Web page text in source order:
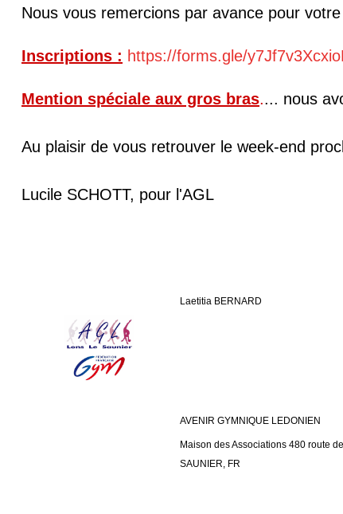
Nous vous remercions par avance pour
Inscriptions : https://forms.gle/
Mention spéciale aux gros bras.... nous
Au plaisir de vous retrouver le week-end
Lucile SCHOTT, pour l'AGL
Laetitia BERNARD
AVENIR GYMNIQUE LEDONIEN
Maison des Associations 480 route
SAUNIER, FR